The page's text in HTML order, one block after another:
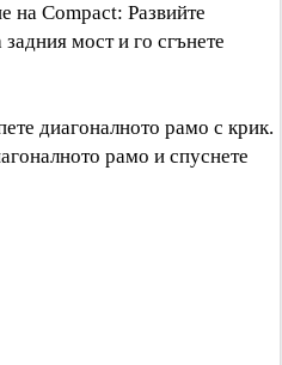
на Compact: Развийте
задния мост и го сгънете
диагоналното рамо с крик.
рамо и спуснете